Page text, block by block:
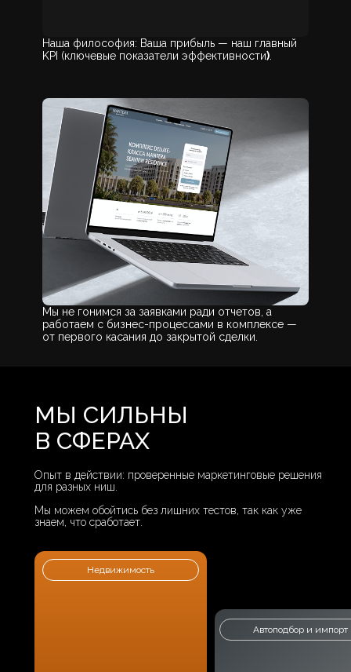
Наша философия: Ваша прибыль — наш главный
KPI (ключевые показатели эффективности)
Мы не гонимся за заявками ради отчетов, а
работаем с бизнес-процессами в комплексе —
от первого касания до закрытой сделки.
Опыт в действии: проверенные маркетинговые решения
для разных ниш.
Мы можем обойтись без лишних тестов, так как уже
знаем, что сработает.
МЫ СИЛЬНЫ
В СФЕРАХ
Недвижимость
Автоподбор и импорт